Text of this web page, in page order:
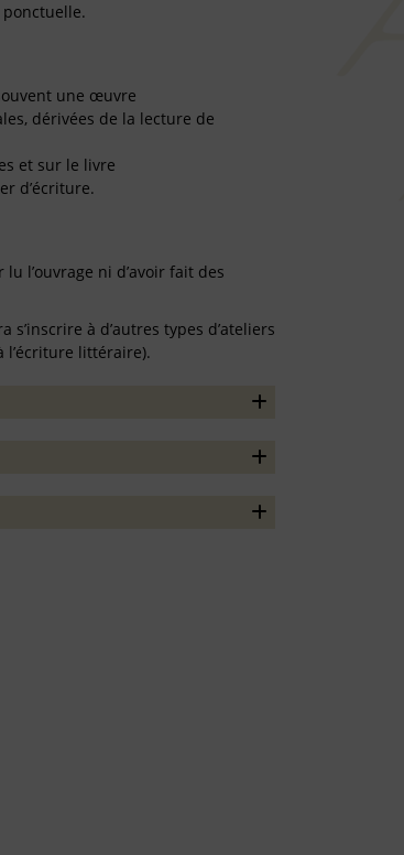
une œuvre
dérivées de la lecture de
et sur le livre
d’écriture.
l’ouvrage ni d’avoir fait des
à d’autres types d’ateliers
l’écriture littéraire).